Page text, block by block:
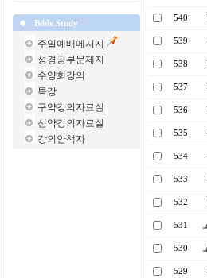
Bible Study
주일예배메시지
성경공부문제지
수양회강의
특강
구약강의자료실
신약강의자료실
강의안책자
540
539
538
537
536
535
534
533
532
531
530
529